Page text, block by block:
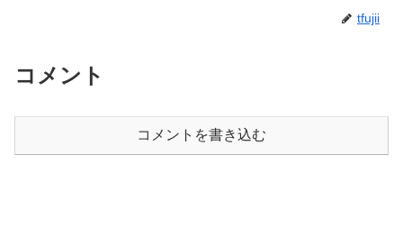
tfujii
コメント
コメントを書き込む